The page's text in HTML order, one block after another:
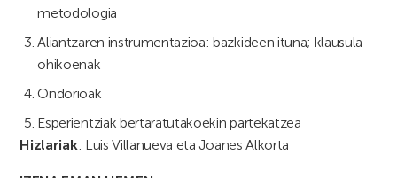
metodologia
Aliantzaren instrumentazioa: bazkideen ituna; klausula
ohikoenak
Ondorioak
Esperientziak bertaratutakoekin partekatzea
Hizlariak: Luis Villanueva eta Joanes Alkorta